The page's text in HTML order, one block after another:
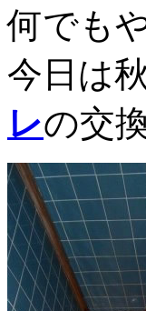
何でも
今日は
レの交